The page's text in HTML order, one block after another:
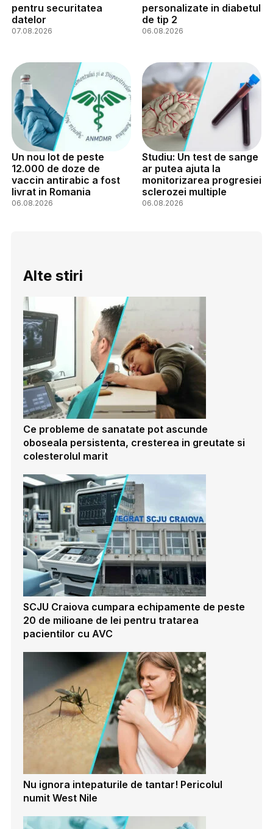
pentru securitatea
datelor
07.08.2026
personalizate in diabetul
de tip 2
06.08.2026
Un nou lot de peste
12.000 de doze de
vaccin antirabic a fost
livrat in Romania
06.08.2026
Studiu: Un test de sange
ar putea ajuta la
monitorizarea progresiei
sclerozei multiple
06.08.2026
Alte stiri
Ce probleme de sanatate pot ascunde
oboseala persistenta, cresterea in greutate si
colesterolul marit
SCJU Craiova cumpara echipamente de peste
20 de milioane de lei pentru tratarea
pacientilor cu AVC
Nu ignora intepaturile de tantar! Pericolul
numit West Nile